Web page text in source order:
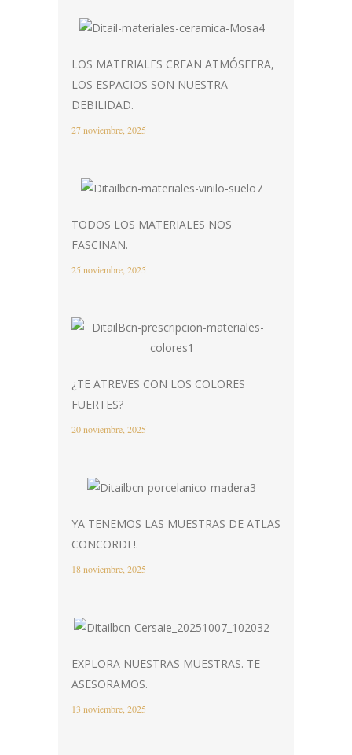
LOS MATERIALES CREAN ATMÓSFERA,
LOS ESPACIOS SON NUESTRA
DEBILIDAD.
27 noviembre, 2025
TODOS LOS MATERIALES NOS
FASCINAN.
25 noviembre, 2025
¿TE ATREVES CON LOS COLORES
FUERTES?
20 noviembre, 2025
YA TENEMOS LAS MUESTRAS DE ATLAS
CONCORDE!.
18 noviembre, 2025
EXPLORA NUESTRAS MUESTRAS. TE
ASESORAMOS.
13 noviembre, 2025